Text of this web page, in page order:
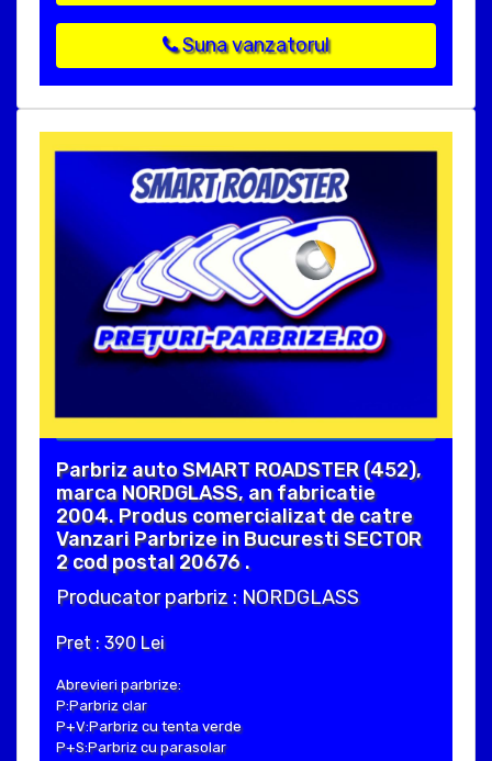
Suna vanzatorul
Parbriz auto SMART ROADSTER (452),
marca NORDGLASS, an fabricatie
2004. Produs comercializat de catre
Vanzari Parbrize in Bucuresti SECTOR
2 cod postal 20676 .
Producator parbriz : NORDGLASS
Pret : 390 Lei
Abrevieri parbrize:
P:Parbriz clar
P+V:Parbriz cu tenta verde
P+S:Parbriz cu parasolar